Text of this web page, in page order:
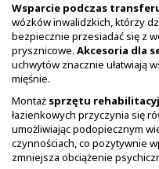
Wsparcie podczas
wózków inwalidzkich, którzy
bezpiecznie przesiadać się z
prysznicowe. Akcesoria dla
uchwytów znacznie ułatwiają
mięśnie.
Montaż sprzętu
łazienkowych przyczynia się
umożliwiając podopiecznym
czynnościach, co pozytywnie
zmniejsza obciążenie